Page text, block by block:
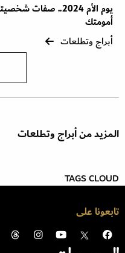
يوم الأم 2024..
أمومتك
أبراج وتطلعات
المزيد من أبراج وتطلعات
TAGS CLOUD
تابعونا على